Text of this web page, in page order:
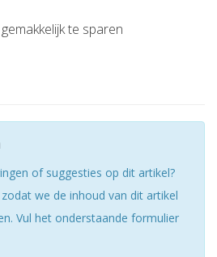
te sparen
of suggesties op dit artikel?
we de inhoud van dit artikel
Vul het onderstaande formulier